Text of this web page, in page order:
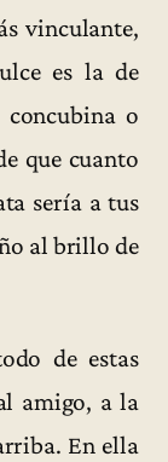
vinculante,
es la de
o
que cuanto
sería a tus
al brillo de
de estas
amigo, a la
En ella